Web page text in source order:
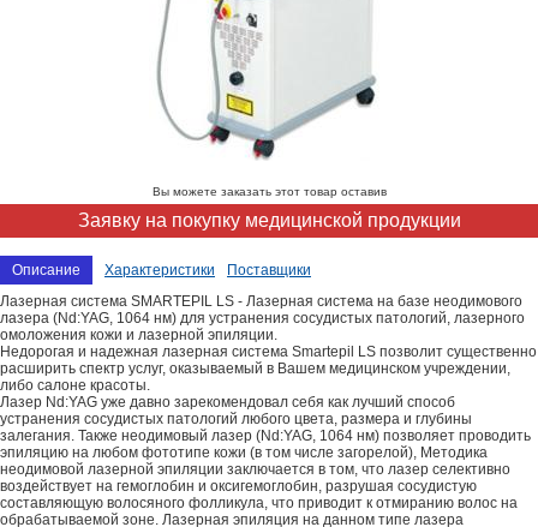
Вы можете заказать этот товар оставив
Заявку на покупку медицинской продукции
Описание Характеристики
Поставщики
Лазерная система SMARTEPIL LS - Лазерная система на базе неодимового
лазера (Nd:YAG, 1064 нм) для устранения сосудистых патологий, лазерного
омоложения кожи и лазерной эпиляции.
Недорогая и надежная лазерная система Smartepil LS позволит существенно
расширить спектр услуг, оказываемый в Вашем медицинском учреждении,
либо салоне красоты.
Лазер Nd:YAG уже давно зарекомендовал себя как лучший способ
устранения сосудистых патологий любого цвета, размера и глубины
залегания. Также неодимовый лазер (Nd:YAG, 1064 нм) позволяет проводить
эпиляцию на любом фототипе кожи (в том числе загорелой), Методика
неодимовой лазерной эпиляции заключается в том, что лазер селективно
воздействует на гемоглобин и оксигемоглобин, разрушая сосудистую
составляющую волосяного фолликула, что приводит к отмиранию волос на
обрабатываемой зоне. Лазерная эпиляция на данном типе лазера